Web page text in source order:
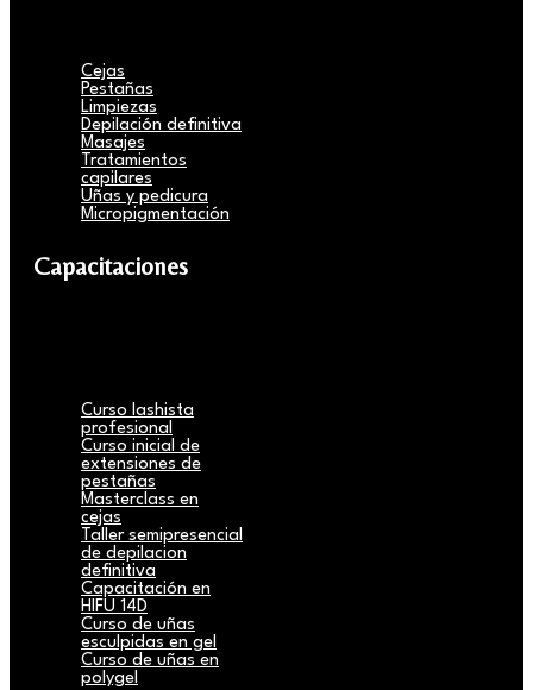
Cejas
Pestañas
Limpiezas
Depilación definitiva
Masajes
Tratamientos
capilares
Uñas y pedicura
Micropigmentación
Capacitaciones
Curso lashista
profesional
Curso inicial de
extensiones de
pestañas
Masterclass en
cejas
Taller semipresencial
de depilacion
definitiva
Capacitación en
HIFU 14D
Curso de uñas
esculpidas en gel
Curso de uñas en
polygel